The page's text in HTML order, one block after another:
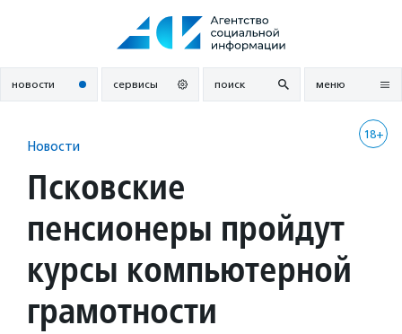
новости сервисы поиск меню
18+
Новости
Псковские
пенсионеры пройдут
курсы компьютерной
грамотности